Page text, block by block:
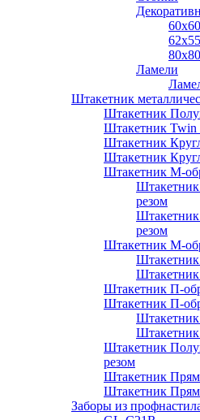
60х60
62х55
80х80
Ламели
Штакетник
Штакетник
Штакетник Twin
Штакетник
Штакетник
Штакетник М-
резом
резом
Штакетник М-
Штакетник П-
Штакетник П-
Штакетник
резом
Штакетник
Штакетник
Заборы из